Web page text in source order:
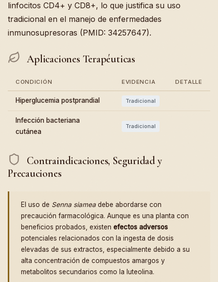
linfocitos CD4+ y CD8+, lo que justifica su uso
tradicional en el manejo de enfermedades
inmunosupresoras (PMID: 34257647).
Aplicaciones Terapéuticas
CONDICIÓN EVIDENCIA DETALLE
Hiperglucemia postprandial Tradicional
Infección bacteriana
cutánea
Tradicional
Contraindicaciones, Seguridad y
Precauciones
El uso de Senna siamea debe abordarse con
precaución farmacológica. Aunque es una planta con
beneficios probados, existen efectos adversos
potenciales relacionados con la ingesta de dosis
elevadas de sus extractos, especialmente debido a su
alta concentración de compuestos amargos y
metabolitos secundarios como la luteolina.